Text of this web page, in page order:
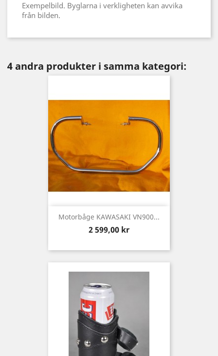
Exempelbild. Byglarna i verkligheten kan avvika
från bilden.
4 andra produkter i samma kategori:
Motorbåge KAWASAKI VN900...
Pris
2 599,00 kr